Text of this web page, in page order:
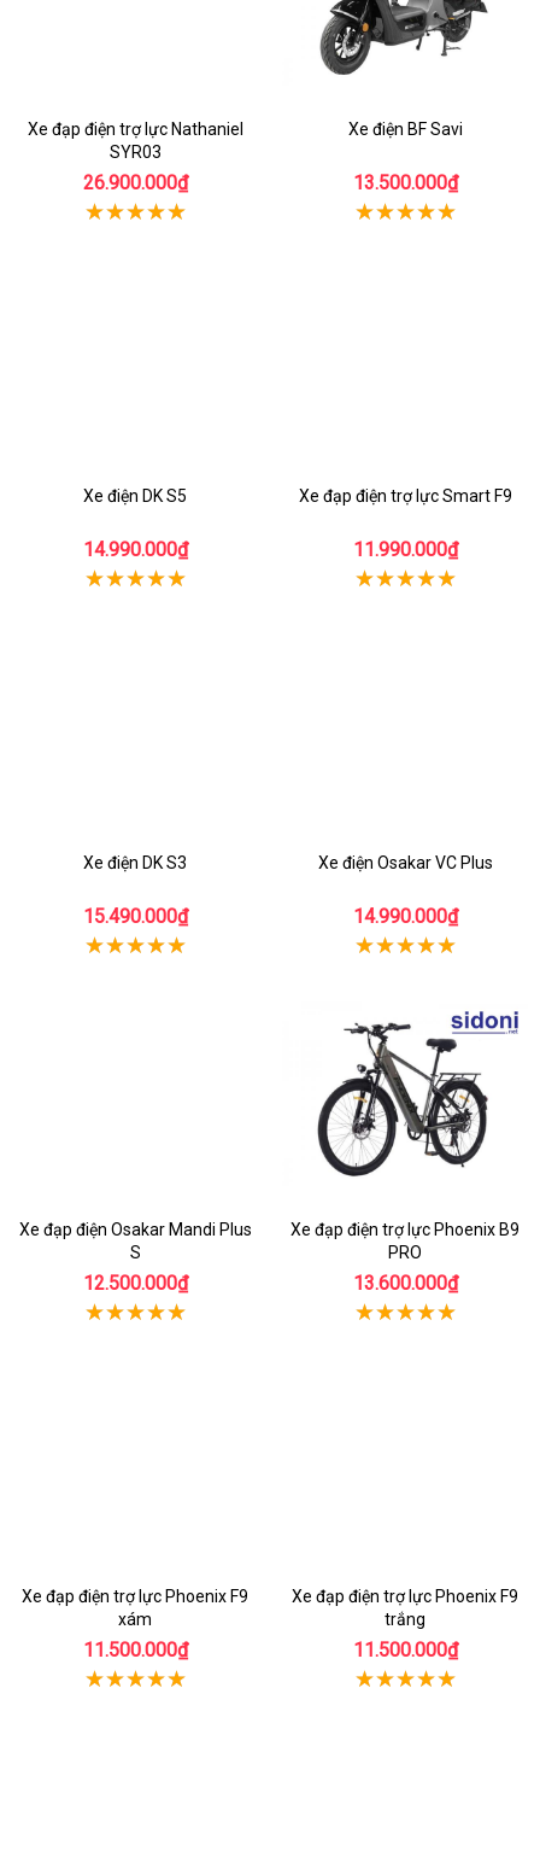
Xe đạp điện trợ lực Nathaniel
SYR03
26.900.000₫
Xe điện BF Savi
13.500.000₫
Xe điện DK S5
14.990.000₫
Xe đạp điện trợ lực Smart F9
11.990.000₫
Xe điện DK S3
15.490.000₫
Xe điện Osakar VC Plus
14.990.000₫
Xe đạp điện Osakar Mandi Plus
S
12.500.000₫
Xe đạp điện trợ lực Phoenix B9
PRO
13.600.000₫
Xe đạp điện trợ lực Phoenix F9
xám
11.500.000₫
Xe đạp điện trợ lực Phoenix F9
trắng
11.500.000₫